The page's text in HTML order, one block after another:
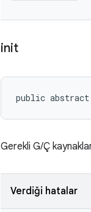
init
public
Gerekli G/Ç
Verdiği hatalar